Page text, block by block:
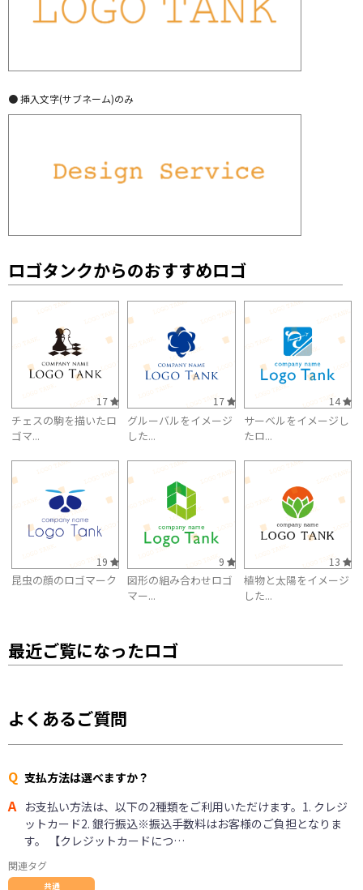
● 挿入文字(サブネーム)のみ
ロゴタンクからのおすすめロゴ
17
チェスの駒を描いたロ
ゴマ...
17
グルーバルをイメージ
した...
14
サーベルをイメージし
たロ...
19
昆虫の顔のロゴマーク
9
図形の組み合わせロゴ
マー...
13
植物と太陽をイメージ
した...
最近ご覧になったロゴ
よくあるご質問
Q 支払方法は選べますか？
A お支払い方法は、以下の2種類をご利用いただけます。1. クレジ
ットカード2. 銀行振込※振込手数料はお客様のご負担となりま
す。 【クレジットカードにつ…
関連タグ
共通